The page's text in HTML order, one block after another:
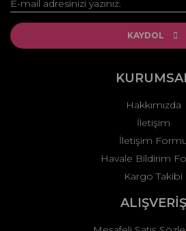
Ürün resmi kalitesiz, bozuk veya
Ürün açıklamasında eksik bilgiler
Ürün fiyatı diğer sitelerden daha pahalı.
Gönder
KAYDOL
Hakkımızda
İletişim
İletişim
Havale Bildirim
Kargo Takibi
ALIŞVERİŞ